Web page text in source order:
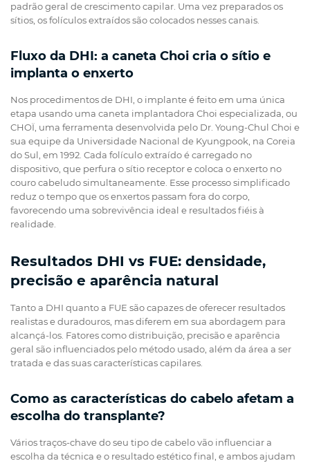
padrão geral de crescimento capilar. Uma vez preparados os
sítios, os folículos extraídos são colocados nesses canais.
Fluxo da DHI: a caneta Choi cria o sítio e
implanta o enxerto
Nos procedimentos de DHI, o implante é feito em uma única
etapa usando uma caneta implantadora Choi especializada, ou
CHOÏ, uma ferramenta desenvolvida pelo Dr. Young-Chul Choi e
sua equipe da Universidade Nacional de Kyungpook, na Coreia
do Sul, em 1992. Cada folículo extraído é carregado no
dispositivo, que perfura o sítio receptor e coloca o enxerto no
couro cabeludo simultaneamente. Esse processo simplificado
reduz o tempo que os enxertos passam fora do corpo,
favorecendo uma sobrevivência ideal e resultados fiéis à
realidade.
Resultados DHI vs FUE: densidade,
precisão e aparência natural
Tanto a DHI quanto a FUE são capazes de oferecer resultados
realistas e duradouros, mas diferem em sua abordagem para
alcançá-los. Fatores como distribuição, precisão e aparência
geral são influenciados pelo método usado, além da área a ser
tratada e das suas características capilares.
Como as características do cabelo afetam a
escolha do transplante?
Vários traços-chave do seu tipo de cabelo vão influenciar a
escolha da técnica e o resultado estético final, e ambos ajudam